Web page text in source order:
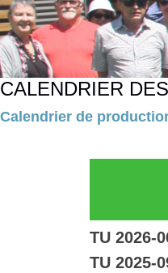
CALENDRIER
Calendrier de
TU 2026-
TU 2025-